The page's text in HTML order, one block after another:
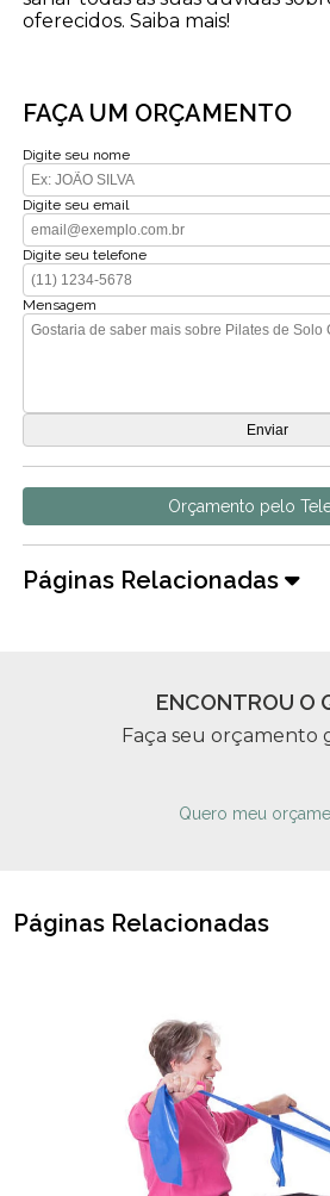
oferecidos. Saiba mais!
FAÇA UM ORÇAMENTO
Digite seu nome
Digite seu email
Digite seu telefone
Mensagem
Orçamento pelo
Páginas Relacionadas
ENCONTROU O
Faça seu orçamento
Quero meu
Páginas Relacionadas